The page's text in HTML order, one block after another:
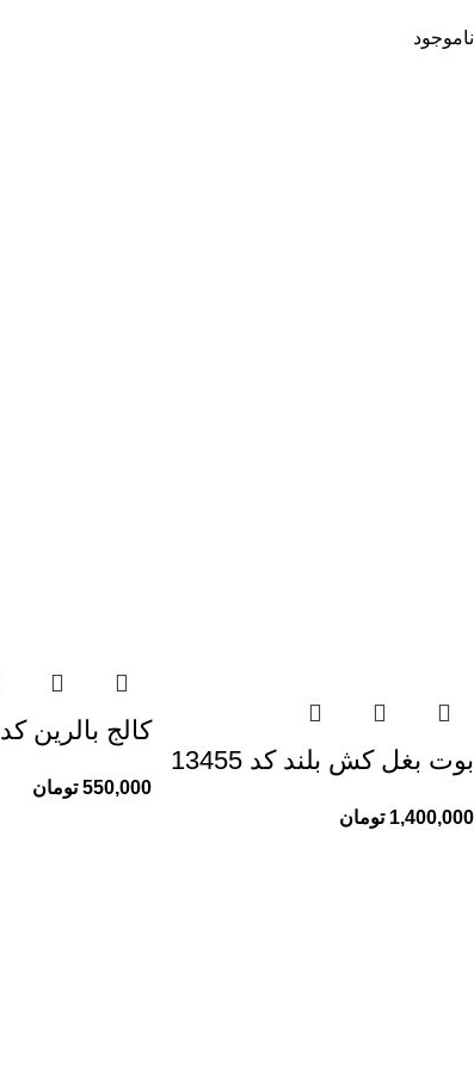
ناموجود
بوت بغل کش بلند کد 13455
1,400,000 تومان
کالج بالرین کد 12886
550,000 تومان